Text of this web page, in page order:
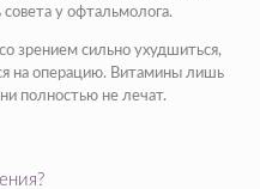
у офтальмолога.
зрением сильно ухудшиться,
на операцию. Витамины лишь
полностью не лечат.